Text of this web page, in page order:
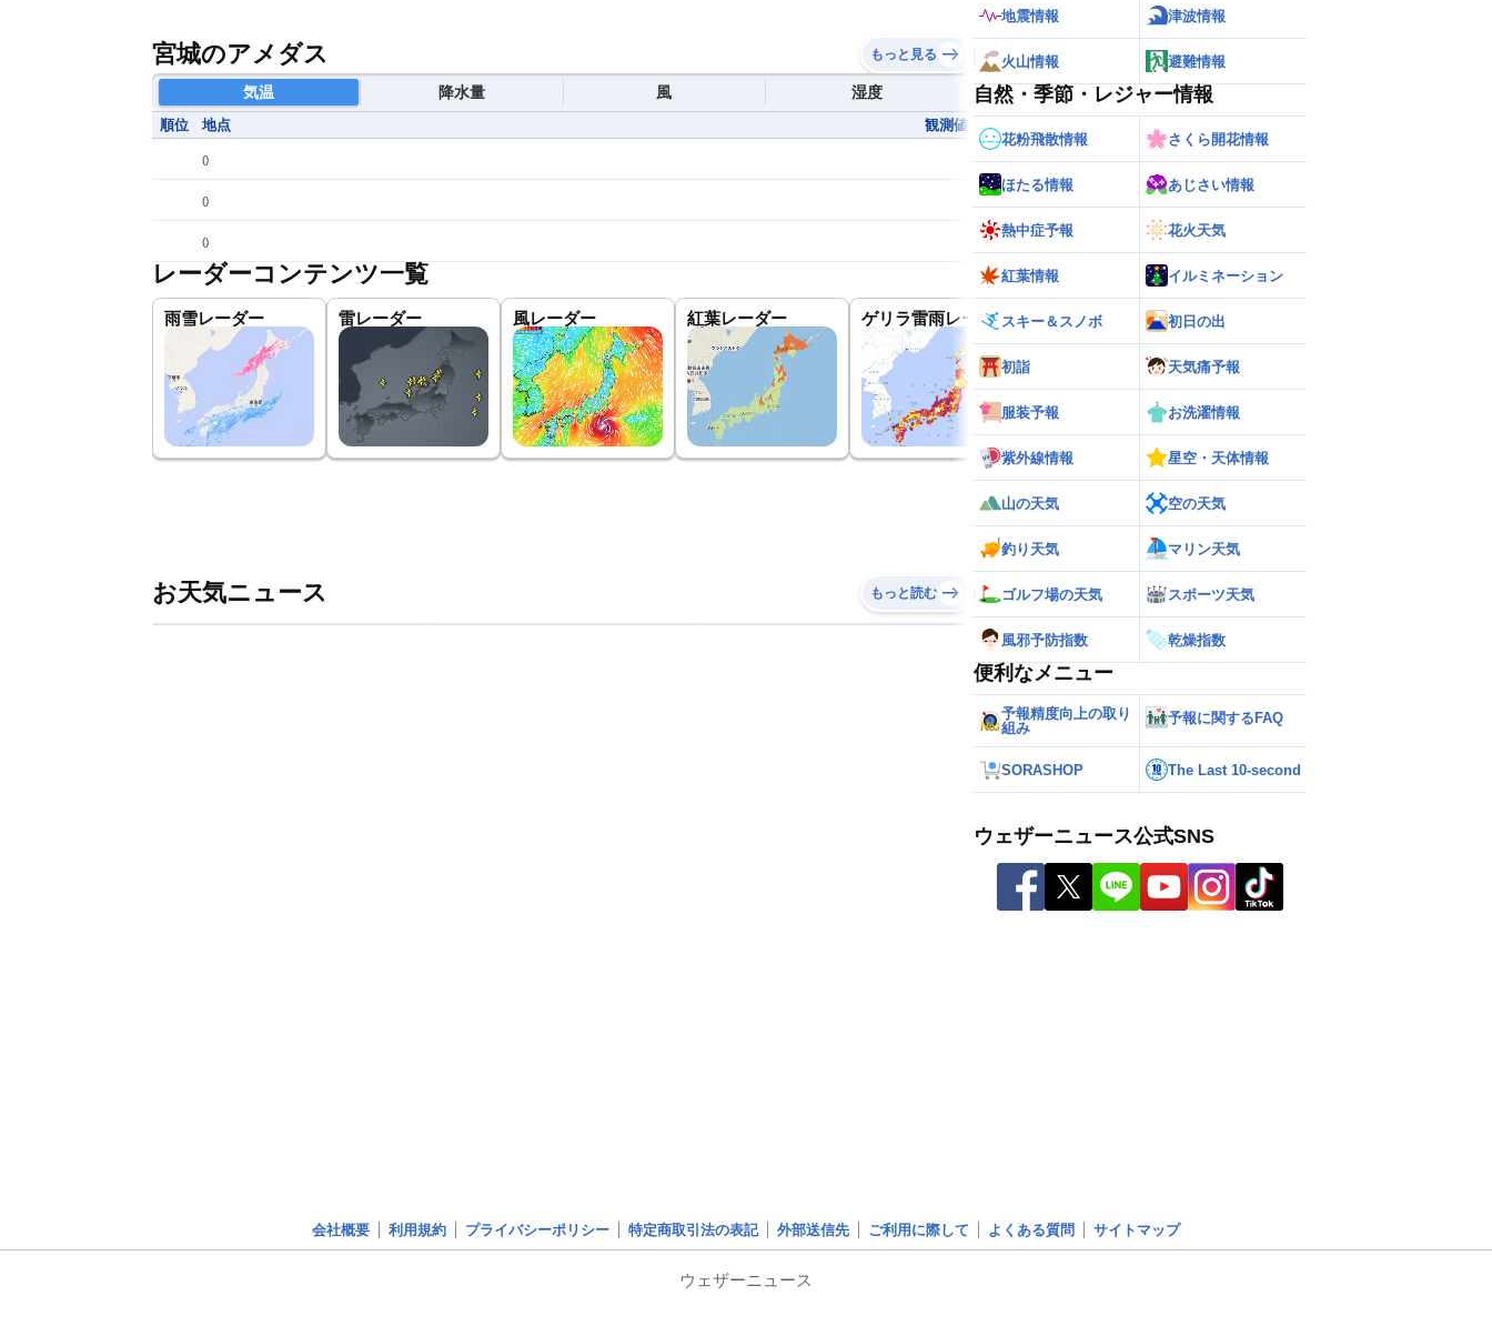
宮城のアメダス もっと見る
気温 降水量 風 湿度
順位 地点 観測値
()
()
()
レーダーコンテンツ一覧
雨雪レーダー 雷レーダー 風レーダー 紅葉レーダー ゲリラ雷雨レーダー 世界の雨雲レーダー
お天気ニュース もっと読む
地震情報 津波情報
火山情報 避難情報
自然・季節・レジャー情報
花粉飛散情報 さくら開花情報
ほたる情報 あじさい情報
熱中症予報 花火天気
紅葉情報 イルミネーション
スキー＆スノボ 初日の出
初詣 天気痛予報
服装予報 お洗濯情報
紫外線情報 星空・天体情報
山の天気 空の天気
釣り天気 マリン天気
ゴルフ場の天気 スポーツ天気
風邪予防指数 乾燥指数
便利なメニュー
予報精度向上の取り
組み
予報に関するFAQ
SORASHOP The Last 10-second
ウェザーニュース公式SNS
会社概要 利用規約 プライバシーポリシー 特定商取引法の表記 外部送信先 ご利用に際して よくある質問 サイトマップ
ウェザーニュース